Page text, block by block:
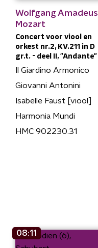
Wolfgang Amadeus
Mozart
Concert voor viool en
orkest nr.2, KV.211 in D
gr.t. - deel II, "Andante"
Il Giardino Armonico
Giovanni Antonini
Isabelle Faust [viool]
Harmonia Mundi
HMC 902230.31
08:11